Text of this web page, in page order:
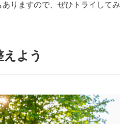
りますので、ぜひトライしてみ
よう